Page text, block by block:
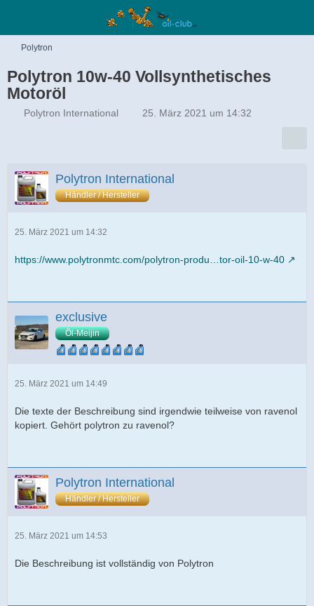
Polytron
Polytron 10w-40 Vollsynthetisches
Motoröl
Polytron International 25. März 2021 um 14:32
Polytron International
Händler / Hersteller
25. März 2021 um 14:32
https://www.polytronmtc.com/polytron-produ…tor-oil-10-w-40
exclusive
Öl-Meijin
25. März 2021 um 14:49
Die texte der Beschreibung sind irgendwie teilweise von ravenol
kopiert. Gehört polytron zu ravenol?
Polytron International
Händler / Hersteller
25. März 2021 um 14:53
Die Beschreibung ist vollständig von Polytron